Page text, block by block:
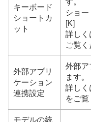
キーボード
ショートカ
ット
す。
ショ
[K]
詳しく
ご覧く
外部アプリ
ケーション
連携設定
外部ア
ます。
詳しく
をご覧
モデルの統